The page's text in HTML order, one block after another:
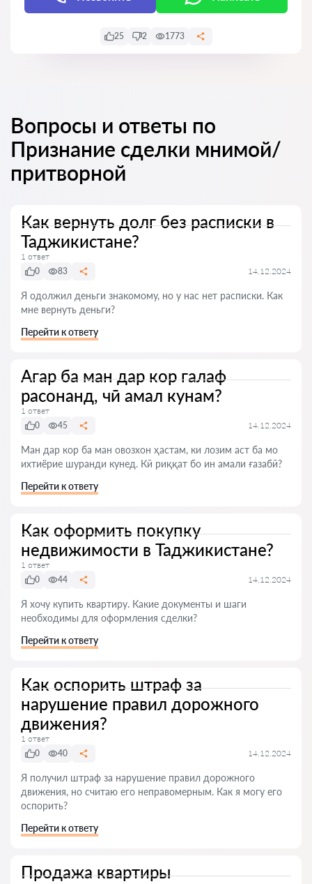
25 2 1773
Вопросы и ответы по
Признание сделки мнимой/
притворной
Как вернуть долг без расписки в
Таджикистане?
1 ответ
0
83 14.12.2024
Я одолжил деньги знакомому, но у нас нет расписки. Как
мне вернуть деньги?
Перейти к ответу
Агар ба ман дар кор галаф
расонанд, чӣ амал кунам?
1 ответ
0
45 14.12.2024
Ман дар кор ба ман овозхон ҳастам, ки лозим аст ба мо
ихтиёрие шуранди кунед. Кӣ риққат бо ин амали ғазабӣ?
Перейти к ответу
Как оформить покупку
недвижимости в Таджикистане?
1 ответ
0
44 14.12.2024
Я хочу купить квартиру. Какие документы и шаги
необходимы для оформления сделки?
Перейти к ответу
Как оспорить штраф за
нарушение правил дорожного
движения?
1 ответ
0
40 14.12.2024
Я получил штраф за нарушение правил дорожного
движения, но считаю его неправомерным. Как я могу его
оспорить?
Перейти к ответу
Продажа квартиры